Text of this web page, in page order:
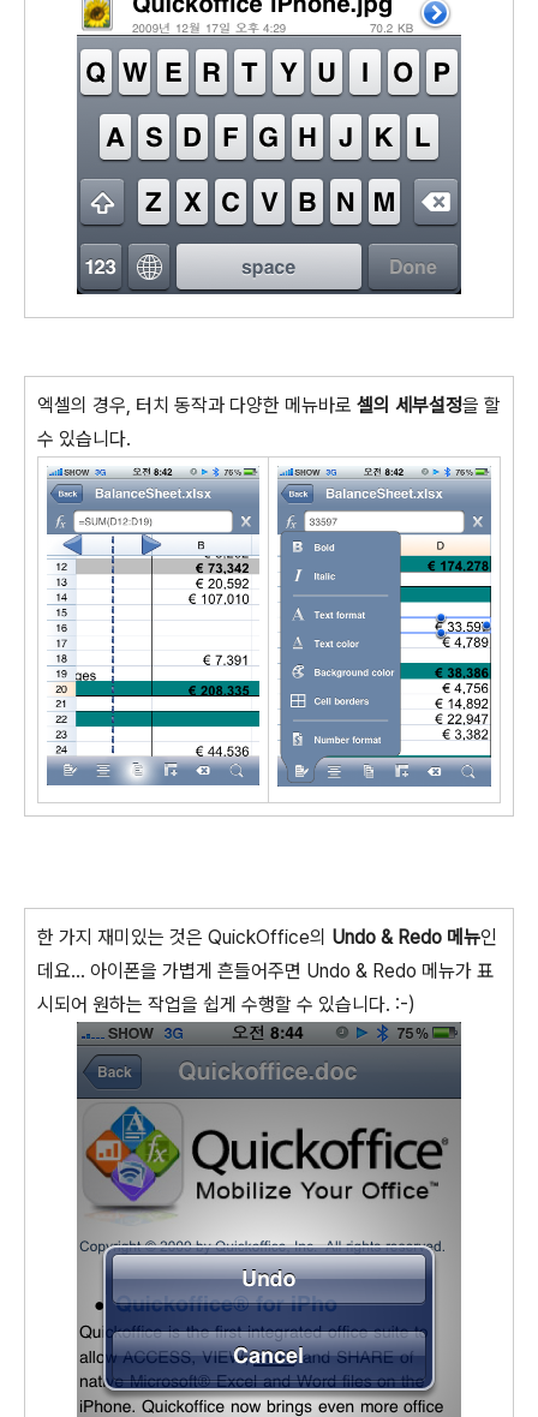
엑셀의 경우, 터치 동작과 다양한 메뉴바로 셀의 세부설정을 할
수 있습니다.
한 가지 재미있는 것은 QuickOffice의 Undo & Redo 메뉴인
데요... 아이폰을 가볍게 흔들어주면 Undo & Redo 메뉴가 표
시되어 원하는 작업을 쉽게 수행할 수 있습니다. :-)